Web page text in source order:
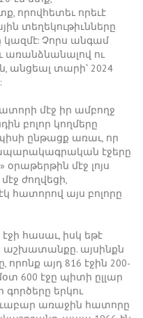
որովհետեւ որեւէ
տեղեկութիւնները
կազմէ: Չորս անգամ
առանձնանալով ու
անցեալ տարի՝ 2024
մէջ իր ամբողջ
բոլոր կողմերը
ընթացք առաւ, որ
էջերը
օրաթերթին մէջ լոյս
ժողվեցի,
հատորով այս բոլորը
էջի հասաւ, իսկ եթէ
աշխատանքը. այսինքն
որոնք այդ 816 էջին 200-
600 էջը պիտի ըլլար
երկու
առաջին հատորը